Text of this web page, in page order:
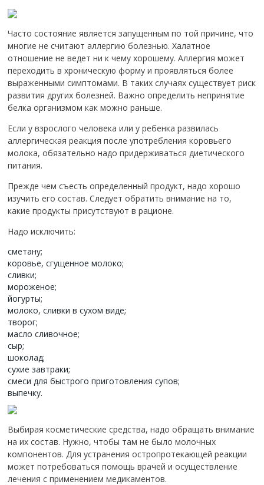
Часто состояние является запущенным по той причине, что
многие не считают аллергию болезнью. Халатное
отношение не ведет ни к чему хорошему. Аллергия может
переходить в хроническую форму и проявляться более
выраженными симптомами. В таких случаях существует риск
развития других болезней. Важно определить непринятие
белка организмом как можно раньше.
Если у взрослого человека или у ребенка развилась
аллергическая реакция после употребления коровьего
молока, обязательно надо придерживаться диетического
питания.
Прежде чем съесть определенный продукт, надо хорошо
изучить его состав. Следует обратить внимание на то,
какие продукты присутствуют в рационе.
Надо исключить:
сметану;
коровье, сгущенное молоко;
сливки;
мороженое;
йогурты;
молоко, сливки в сухом виде;
творог;
масло сливочное;
сыр;
шоколад;
сухие завтраки;
смеси для быстрого приготовления супов;
выпечку.
Выбирая косметические средства, надо обращать внимание
на их состав. Нужно, чтобы там не было молочных
компонентов. Для устранения остропротекающей реакции
может потребоваться помощь врачей и осуществление
лечения с применением медикаментов.